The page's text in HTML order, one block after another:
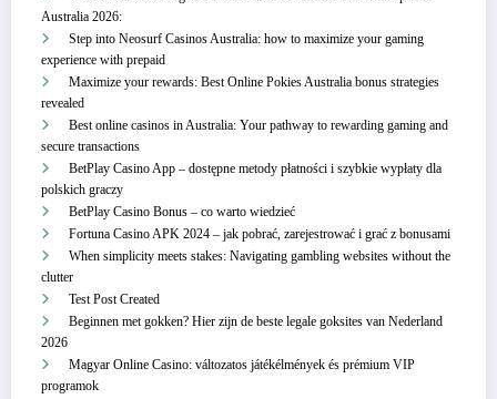
Australia 2026:
Step into Neosurf Casinos Australia: how to maximize your gaming
experience with prepaid
Maximize your rewards: Best Online Pokies Australia bonus strategies
revealed
Best online casinos in Australia: Your pathway to rewarding gaming and
secure transactions
BetPlay Casino App – dostępne metody płatności i szybkie wypłaty dla
polskich graczy
BetPlay Casino Bonus – co warto wiedzieć
Fortuna Casino APK 2024 – jak pobrać, zarejestrować i grać z bonusami
When simplicity meets stakes: Navigating gambling websites without the
clutter
Test Post Created
Beginnen met gokken? Hier zijn de beste legale goksites van Nederland
2026
Magyar Online Casino: változatos játékélmények és prémium VIP
programok